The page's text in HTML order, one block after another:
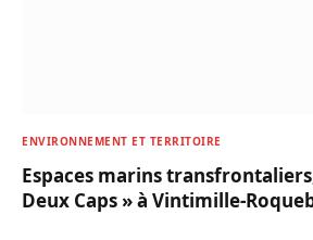
ENVIRONNEMENT ET TERRITOIRE
Espaces marins
Deux Caps » à Vintimille-